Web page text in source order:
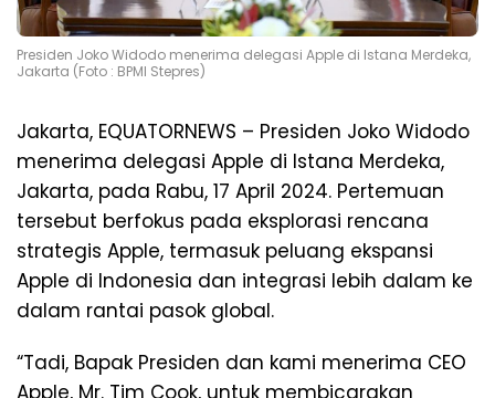
Presiden Joko Widodo menerima delegasi Apple di Istana Merdeka,
Jakarta (Foto : BPMI Stepres)
Jakarta, EQUATORNEWS – Presiden Joko Widodo
menerima delegasi Apple di Istana Merdeka,
Jakarta, pada Rabu, 17 April 2024. Pertemuan
tersebut berfokus pada eksplorasi rencana
strategis Apple, termasuk peluang ekspansi
Apple di Indonesia dan integrasi lebih dalam ke
dalam rantai pasok global.
“Tadi, Bapak Presiden dan kami menerima CEO